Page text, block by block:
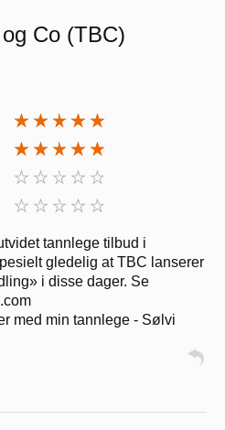
Co (TBC)
tannlege tilbud i
gledelig at TBC lanserer
i disse dager. Se
med min tannlege - Sølvi